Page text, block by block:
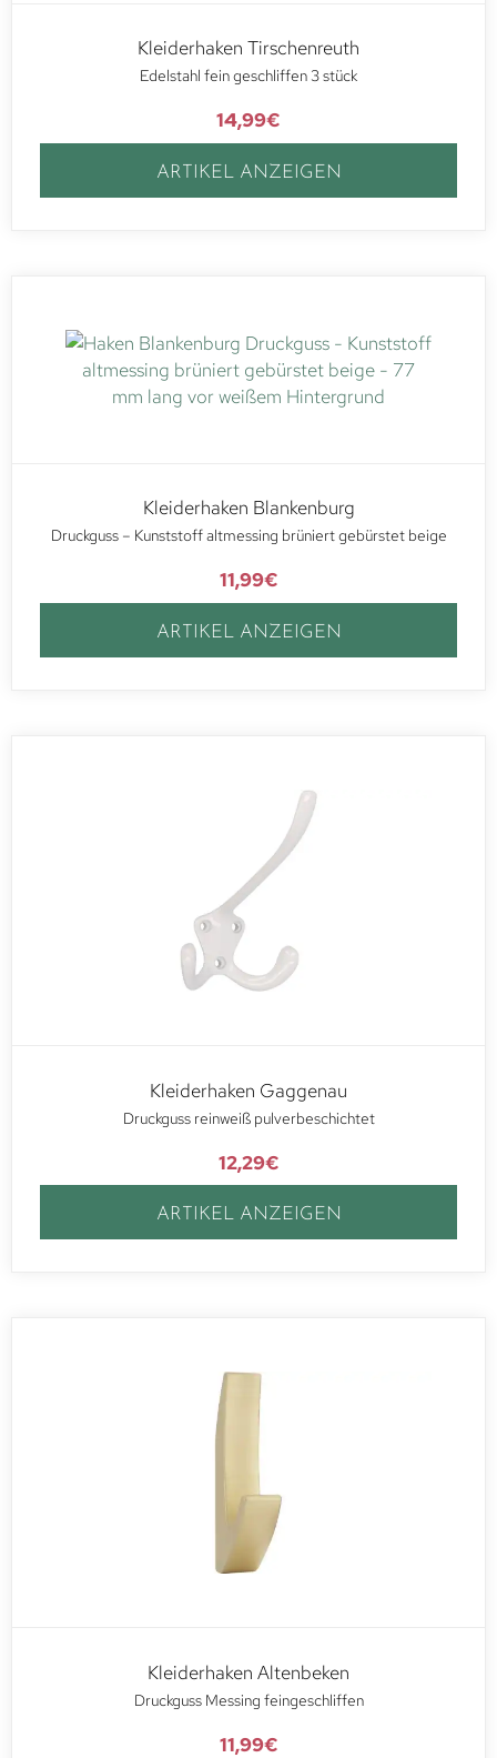
Kleiderhaken Tirschenreuth
Edelstahl fein geschliffen 3 stück
14,99€
ARTIKEL ANZEIGEN
Kleiderhaken Blankenburg
Druckguss – Kunststoff altmessing brüniert gebürstet beige
11,99€
ARTIKEL ANZEIGEN
Kleiderhaken Gaggenau
Druckguss reinweiß pulverbeschichtet
12,29€
ARTIKEL ANZEIGEN
Kleiderhaken Altenbeken
Druckguss Messing feingeschliffen
11,99€